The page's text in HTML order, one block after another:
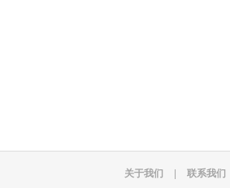
关于我们 联系我们